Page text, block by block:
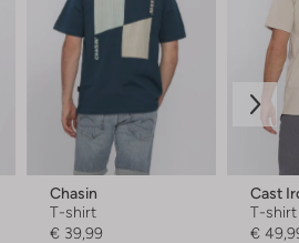
Chasin
T-shirt
€ 39,99
Cast
T-shirt
€